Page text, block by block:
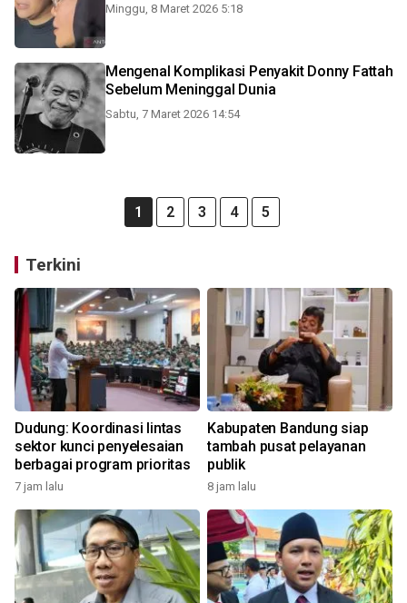
Minggu, 8 Maret 2026 5:18
Mengenal Komplikasi Penyakit Donny Fattah
Sebelum Meninggal Dunia
Sabtu, 7 Maret 2026 14:54
1 2 3 4 5
Terkini
Dudung: Koordinasi lintas
sektor kunci penyelesaian
berbagai program prioritas
7 jam lalu
Kabupaten Bandung siap
tambah pusat pelayanan
publik
8 jam lalu